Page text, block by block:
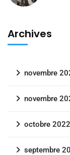
Archives
novembre
novembre
octobre 2022
septembre